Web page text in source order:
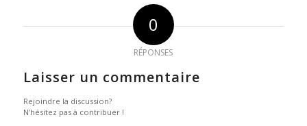
0
RÉPONSES
Laisser un commentaire
Rejoindre la discussion?
N’hésitez pas à contribuer !